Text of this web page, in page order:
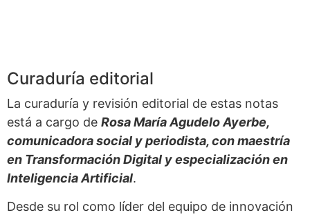
Curaduría editorial
La curaduría y revisión editorial de estas notas
está a cargo de Rosa María Agudelo Ayerbe,
comunicadora social y periodista, con maestría
en Transformación Digital y especialización en
Inteligencia Artificial.
Desde su rol como líder del equipo de innovación